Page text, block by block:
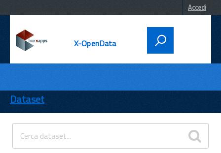
Accedi
X-OpenData
ENTI
TEMI
INFORMAZIONI
Dataset